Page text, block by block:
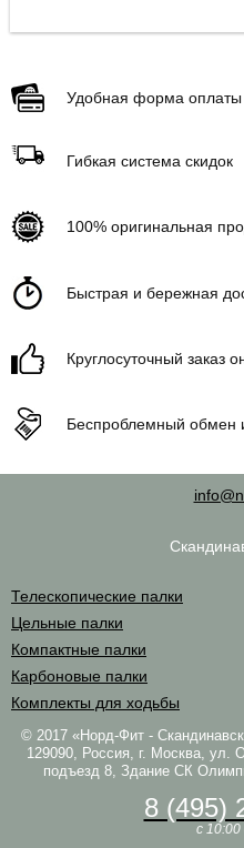
Удобная форма оплаты
Гибкая система скидок
100% оригинальная
Быстрая и бережная
Круглосуточный заказ
Беспроблемный обмен
Телескопические палки
Цельные палки
Компактные палки
Карбоновые палки
Комплекты для ходьбы
© 2017 «Норд-Фит -
129090, Россия, г. Москва, ул.
подъезд 8, Здание СК
8 (495)
c 10:00